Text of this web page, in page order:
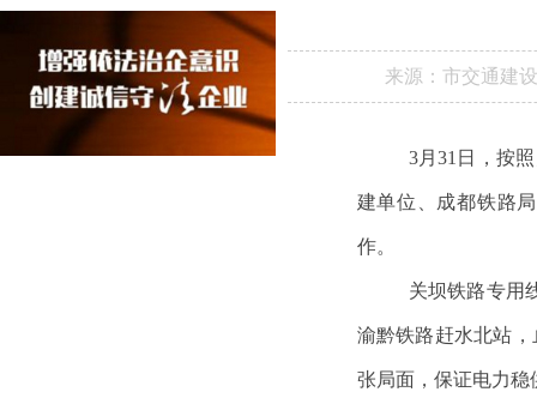
来源： 市交通建
3月31 日，按
建单位、成都铁路
作。
关坝铁路专用
渝黔铁路赶水北站
张局面，保证电力稳